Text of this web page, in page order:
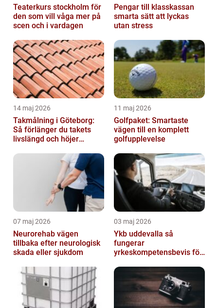
Teaterkurs stockholm för
den som vill våga mer på
scen och i vardagen
Pengar till klasskassan
smarta sätt att lyckas
utan stress
14 maj 2026
Takmålning i Göteborg:
Så förlänger du takets
livslängd och höjer
11 maj 2026
Golfpaket: Smartaste
vägen till en komplett
golfupplevelse
07 maj 2026
Neurorehab vägen
tillbaka efter neurologisk
skada eller sjukdom
03 maj 2026
Ykb uddevalla så
fungerar
yrkeskompetensbevis för